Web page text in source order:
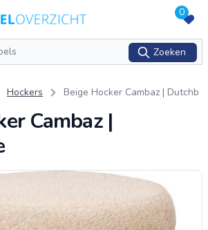
0
Zoeken
Hockers
Beige Hocker Cambaz | Dutchb
Cambaz |